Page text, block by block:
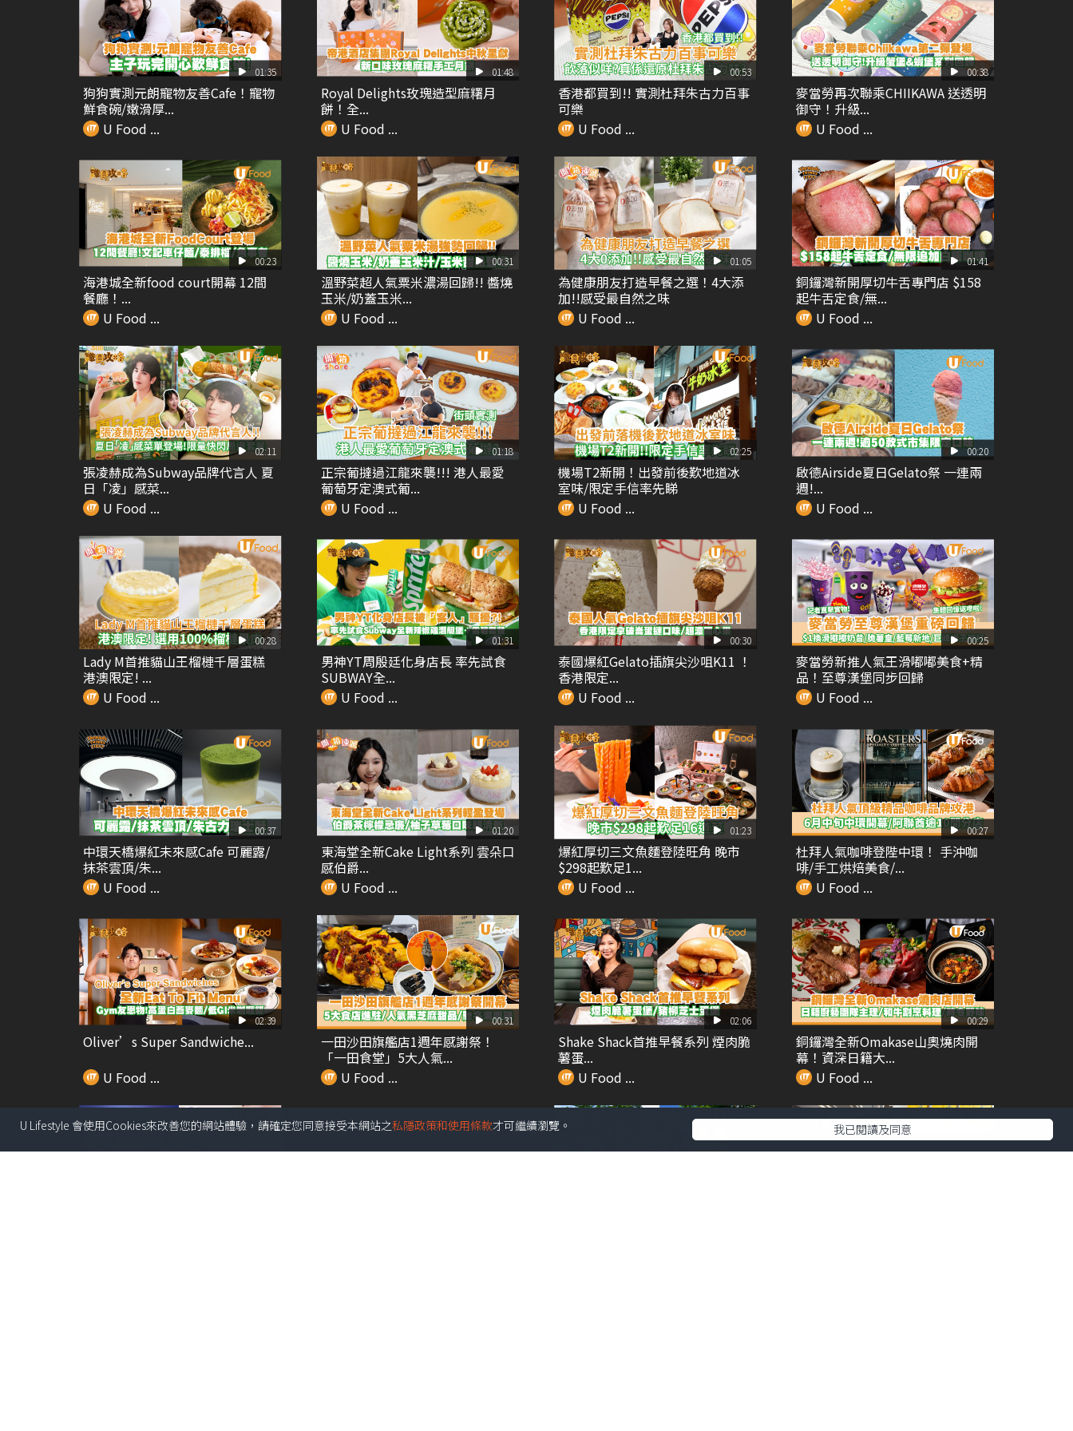
01:35
狗狗實測元朗寵物友善Cafe！寵物
鮮食碗/嫩滑厚...
U Food ...
01:48
Royal Delights玫瑰造型麻糬月
餅！全...
U Food ...
00:53
香港都買到!! 實測杜拜朱古力百事
可樂
U Food ...
00:38
麥當勞再次聯乘CHIIKAWA 送透明
御守！升級...
U Food ...
00:23
海港城全新food court開幕 12間
餐廳！...
U Food ...
00:31
溫野菜超人氣粟米濃湯回歸!! 醬燒
玉米/奶蓋玉米...
U Food ...
01:05
為健康朋友打造早餐之選！4大添
加!!感受最自然之味
U Food ...
01:41
銅鑼灣新開厚切牛舌專門店 $158
起牛舌定食/無...
U Food ...
02:11
張凌赫成為Subway品牌代言人 夏
日「凌」感菜...
U Food ...
01:18
正宗葡撻過江龍來襲!!! 港人最愛
葡萄牙定澳式葡...
U Food ...
02:25
機場T2新開！出發前後歎地道冰
室味/限定手信率先睇
U Food ...
00:20
啟德Airside夏日Gelato祭 一連兩
週!...
U Food ...
00:28
Lady M首推貓山王榴槤千層蛋糕
港澳限定! ...
U Food ...
01:31
男神YT周殷廷化身店長 率先試食
SUBWAY全...
U Food ...
00:30
泰國爆紅Gelato插旗尖沙咀K11 ！
香港限定...
U Food ...
00:25
麥當勞新推人氣王滑嘟嘟美食+精
品！至尊漢堡同步回歸
U Food ...
00:37
中環天橋爆紅未來感Cafe 可麗露/
抹茶雲頂/朱...
U Food ...
01:20
東海堂全新Cake Light系列 雲朵口
感伯爵...
U Food ...
01:23
爆紅厚切三文魚麵登陸旺角 晚市
$298起歎足1...
U Food ...
00:27
杜拜人氣咖啡登陛中環！ 手沖咖
啡/手工烘焙美食/...
U Food ...
02:39
Oliver’s Super Sandwiche...
U Food ...
00:31
一田沙田旗艦店1週年感謝祭！
「一田食堂」5大人氣...
U Food ...
02:06
Shake Shack首推早餐系列 煙肉脆
薯蛋...
U Food ...
00:29
銅鑼灣全新Omakase山奧燒肉開
幕！資深日籍大...
U Food ...
U Lifestyle 會使用Cookies來改善您的網站體驗，請確定您同意接受本網站之私隱政策和使用條款才可繼續瀏覽。 我已閱讀及同意